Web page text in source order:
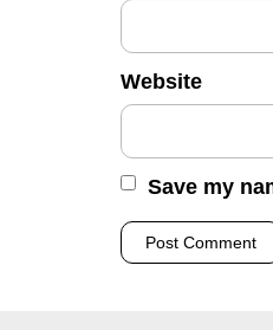
Website
Save my